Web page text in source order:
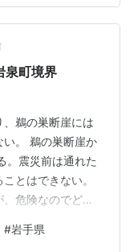
てきた。この時私
自殺の名所らし
うやら「そうい
していると言っ
町境界
鵜の巣断崖には
。 鵜の巣断崖か
。震災前は通れた
とはできない。
、危険なのでどう
はトイレと駐車
#岩手県